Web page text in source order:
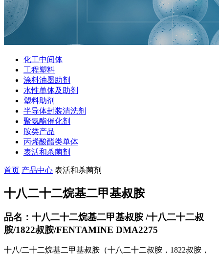
化工中间体
工程塑料
涂料油墨助剂
水性单体及助剂
塑料助剂
半导体封装清洗剂
聚氨酯催化剂
胺类产品
丙烯酸酯类单体
表活和杀菌剂
首页 产品中心 表活和杀菌剂
十八二十二烷基二甲基叔胺
品名：十八二十二烷基二甲基叔胺 /十八二十二叔
胺/1822叔胺/FENTAMINE DMA2275
十八/二十二烷基二甲基叔胺（十八二十二叔胺，1822叔胺，